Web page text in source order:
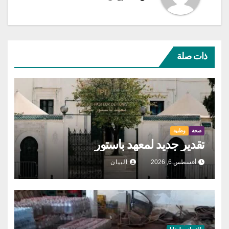
ذات صلة
صحة وطنية
تقدير جديد لمعهد باستور
أغسطس 6, 2026 البيان